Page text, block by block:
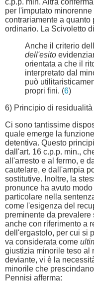
c.p.p. min. Altra
per l'imputato
contrariamente a
ordinario. La Scivoletto
Anche il criterio
dell'esito
orientata a che il
interpretato dal
può
propri fini. (6)
6) Principio di
Ci sono tantissime
quale emerge la
detentiva. Questo
dall'art. 16 c.p.p. min.,
all'arresto e al fermo, e
cautelare, e dall'ampia
sostitutive. Inoltre, la
pronunce ha avuto
particolare nella
come l'esigenza del
preminente da
anche con riferimento a
dell'ergastolo, per cui si
va considerata come
giustizia minorile teso al
deviante, vi è la
minorile che
Pennisi afferma: